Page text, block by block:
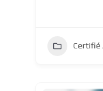
Certifié